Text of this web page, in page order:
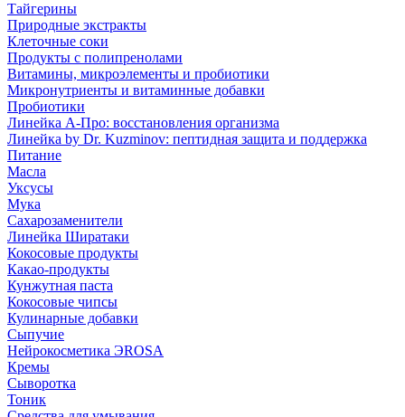
Тайгерины
Природные экстракты
Клеточные соки
Продукты с полипренолами
Витамины, микроэлементы и пробиотики
Микронутриенты и витаминные добавки
Пробиотики
Линейка А-Про: восстановления организма
Линейка by Dr. Kuzminov: пептидная защита и поддержка
Питание
Масла
Уксусы
Мука
Сахарозаменители
Линейка Ширатаки
Кокосовые продукты
Какао-продукты
Кунжутная паста
Кокосовые чипсы
Кулинарные добавки
Сыпучие
Нейрокосметика ЭROSA
Кремы
Сыворотка
Тоник